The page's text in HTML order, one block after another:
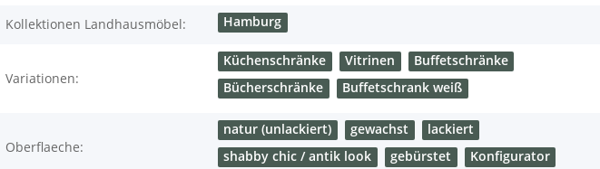
Kollektionen Landhausmöbel: Hamburg
Variationen:
Küchenschränke Vitrinen
Buffetschränke
Bücherschränke
Buffetschrank weiß
Oberflaeche:
natur (unlackiert) gewachst
lackiert
shabby chic / antik look
gebürstet Konfigurator